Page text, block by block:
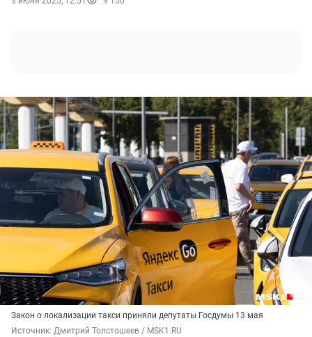
Закон о локализации такси приняли депутаты Госдумы 13 мая
Источник: Дмитрий Толстошеев / MSK1.RU